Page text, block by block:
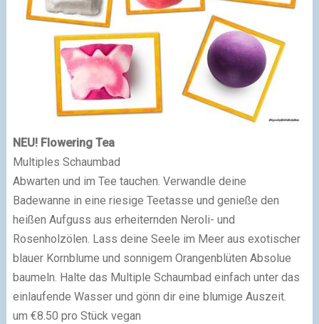
NEU! Flowering Tea
Multiples Schaumbad
Abwarten und im Tee tauchen. Verwandle deine
Badewanne in eine riesige Teetas­se und genieße den
heißen Aufguss aus erheitern­den Neroli- und
Rosenholzölen. Lass deine Seele im Meer aus exotischer
blauer Kornblume und sonnigem Orangenblüten Absolue
baumeln. Halte das Multiple Schaumbad einfach unter das
einlaufende Wasser und gönn dir eine blumige Auszeit.
um €8.50 pro Stück vegan